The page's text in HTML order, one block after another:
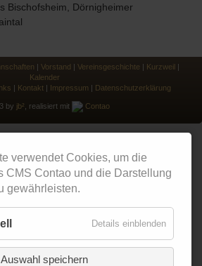
Bischofsheim, Dörnigheimer
Vorstand Vereinsgeschichte Kurzweil
Kalender
Kontakt Impressum Datenschutzerklärung
by jb² , realisiert mit Contao
verwendet Cookies, um die
CMS Contao und die Darstellung
gewährleisten.
Details einblenden
Auswahl speichern